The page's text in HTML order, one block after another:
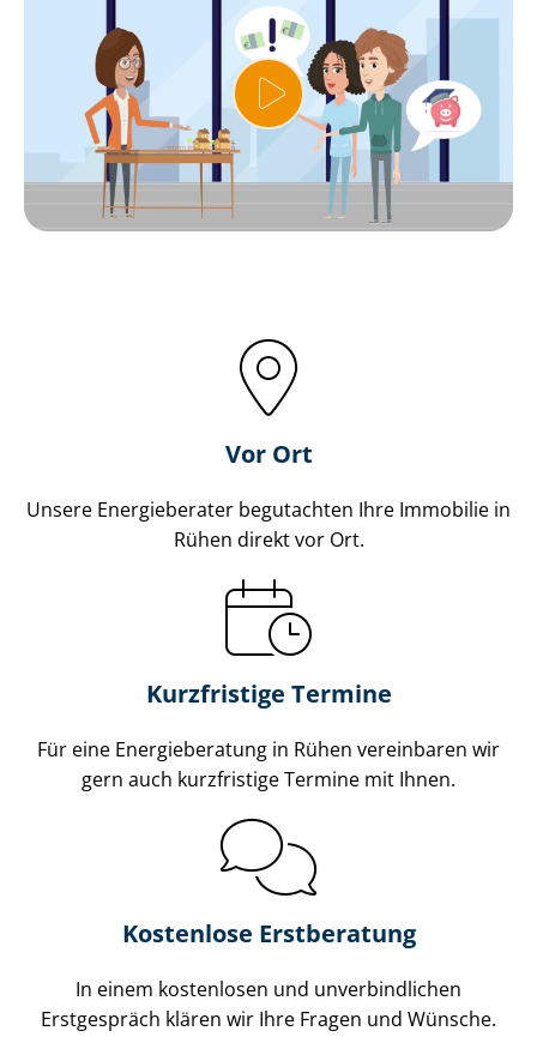
Vor Ort
Unsere Energieberater begutachten Ihre Immobilie in
Rühen direkt vor Ort.
Kurzfristige Termine
Für eine Energieberatung in Rühen vereinbaren wir
gern auch kurzfristige Termine mit Ihnen.
Kostenlose Erstberatung
In einem kostenlosen und unverbindlichen
Erstgespräch klären wir Ihre Fragen und Wünsche.